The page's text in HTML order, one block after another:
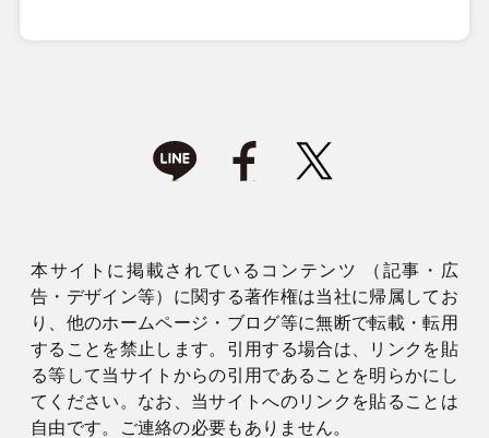
本サイトに掲載されているコンテンツ （記事・広
告・デザイン等）に関する著作権は当社に帰属してお
り、他のホームページ・ブログ等に無断で転載・転用
することを禁止します。引用する場合は、リンクを貼
る等して当サイトからの引用であることを明らかにし
てください。なお、当サイトへのリンクを貼ることは
自由です。ご連絡の必要もありません。